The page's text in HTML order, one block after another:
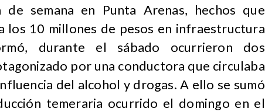
semana en Punta Arenas, hechos que
los 10 millones de pesos en infraestructura
durante el sábado ocurrieron dos
por una conductora que circulaba
del alcohol y drogas. A ello se sumó
temeraria ocurrido el domingo en el